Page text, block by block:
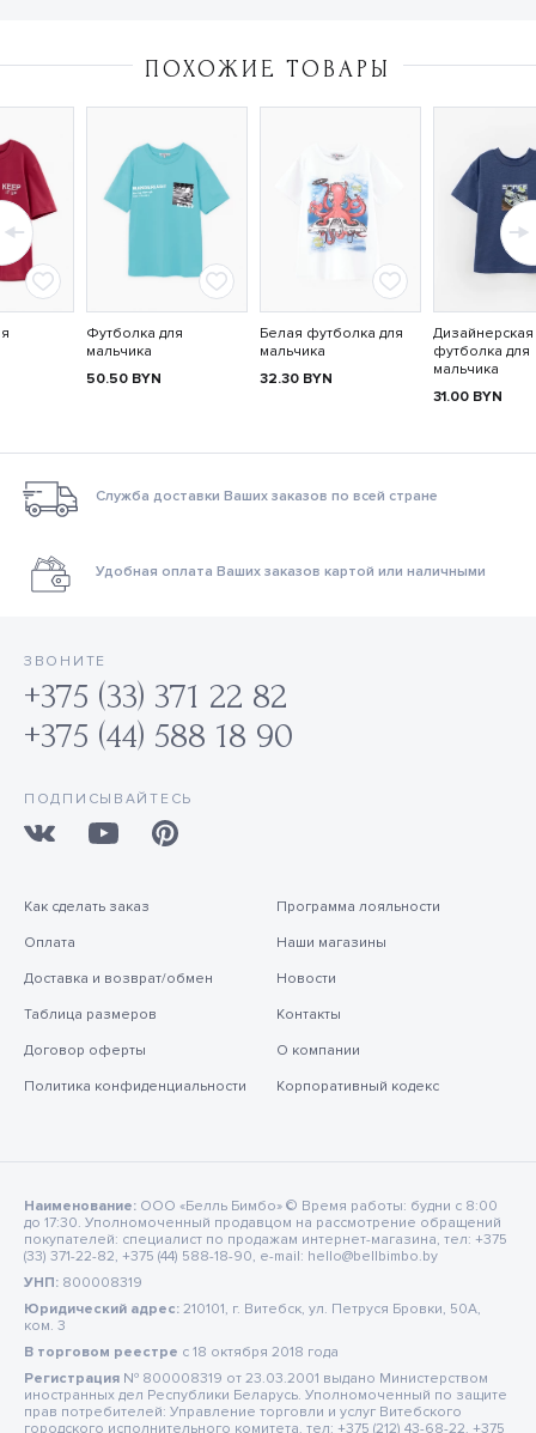
ПОХОЖИЕ ТОВАРЫ
Футболка для
мальчика
50.50 BYN
Белая футболка для
мальчика
32.30 BYN
Дизайнерская
футболка для
мальчика
31.00 BYN
Служба доставки Ваших заказов по всей стране
Удобная оплата Ваших заказов картой или наличными
ЗВОНИТЕ
+375 (33) 371 22 82
+375 (44) 588 18 90
ПОДПИСЫВАЙТЕСЬ
Как сделать заказ
Оплата
Доставка и возврат/обмен
Таблица размеров
Договор оферты
Политика конфиденциальности
Программа лояльности
Наши магазины
Новости
Контакты
О компании
Корпоративный кодекс
Наименование: ООО «Белль Бимбо» © Время работы: будни с 8:00
до 17:30. Уполномоченный продавцом на рассмотрение обращений
покупателей: специалист по продажам интернет-магазина, тел: +375
(33) 371-22-82, +375 (44) 588-18-90, e-mail: hello@bellbimbo.by
УНП: 800008319
Юридический адрес: 210101, г. Витебск, ул. Петруся Бровки, 50А,
ком. 3
В торговом реестре c 18 октября 2018 года
Регистрация № 800008319 от 23.03.2001 выдано Министерством
иностранных дел Республики Беларусь. Уполномоченный по защите
прав потребителей: Управление торговли и услуг Витебского
городского исполнительного комитета, тел: +375 (212) 43-68-22, +375